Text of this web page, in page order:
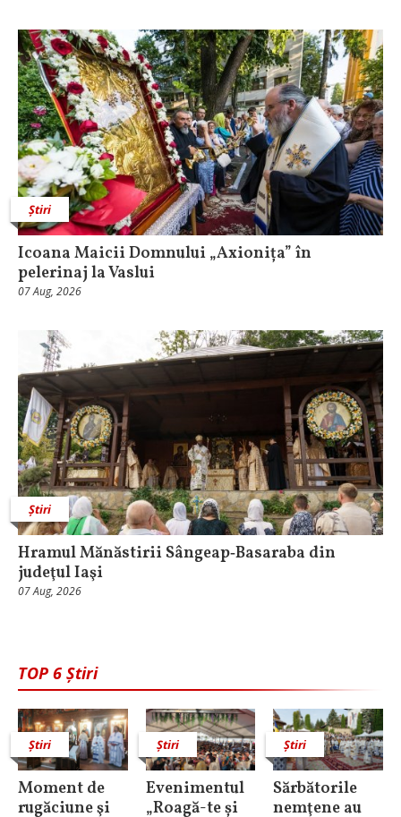
Știri
Icoana Maicii Domnului „Axionița” în
pelerinaj la Vaslui
07 Aug, 2026
Știri
Hramul Mănăstirii Sângeap‑Basaraba din
judeţul Iaşi
07 Aug, 2026
TOP 6 Știri
Știri
Moment de
rugăciune şi
Știri
Evenimentul
„Roagă-te și
Știri
Sărbătorile
nemţene au